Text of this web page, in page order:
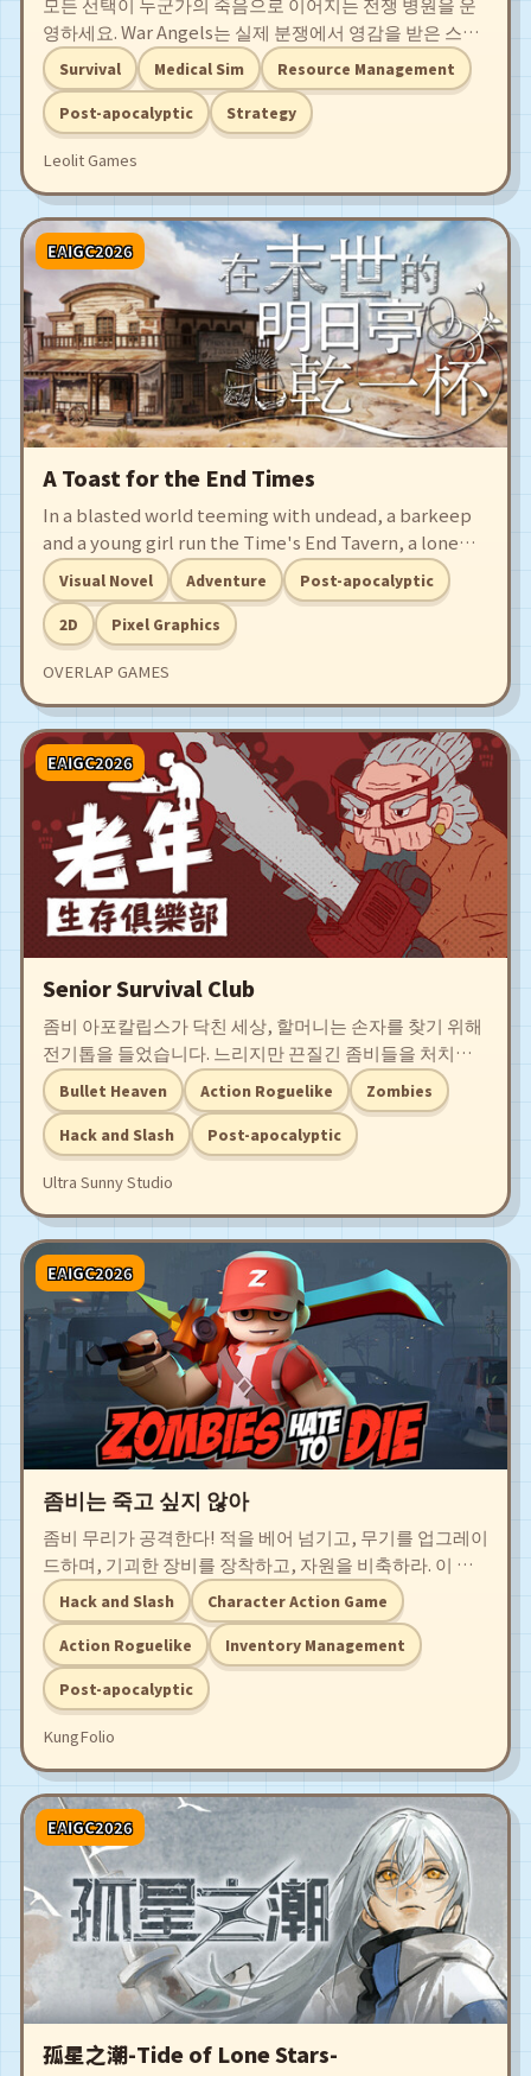
영하세요. War Angels는 실제 분쟁에서 영감을 받은 스토
리 중심 병원 경영 게임입니다. 환자를 치료하고 자원을 관
리하며 어려운 결정을 내려야 합니다. 옳은 답은 없고 결과
만 있습니다.
Survival Medical Sim Resource Management
Post-apocalyptic Strategy
Leolit Games
EAIGC2026
A Toast for the End Times
In a blasted world teeming with undead, a barkeep
and a young girl run the Time's End Tavern, a lone
oasis amidst this barren wasteland. In a desolate
landscape ravaged by Zombies and Raiders, that one
drink they love, and a few kind words, help everyone
remember why it's all worth it.
Visual Novel Adventure Post-apocalyptic
2D Pixel Graphics
OVERLAP GAMES
EAIGC2026
Senior Survival Club
좀비 아포칼립스가 닥친 세상, 할머니는 손자를 찾기 위해
전기톱을 들었습니다. 느리지만 끈질긴 좀비들을 처치하
며 무기와 장비를 모으고, 운동으로 스스로를 강화하세요.
점점 강해지는 좀비 무리 속에서도 끝까지 전진하며, 다시
한 번 젊은 날의 힘을 되찾는 생존 액션 게임입니다.
Bullet Heaven Action Roguelike Zombies
Hack and Slash Post-apocalyptic
Ultra Sunny Studio
EAIGC2026
좀비는 죽고 싶지 않아
좀비 무리가 공격한다! 적을 베어 넘기고, 무기를 업그레이
드하며, 기괴한 장비를 장착하고, 자원을 비축하라. 이 가
벼운 Roguelike 루프에서 매번의 탈출은 완전히 새로운
런이다.
Hack and Slash Character Action Game
Action Roguelike Inventory Management
Post-apocalyptic
KungFolio
EAIGC2026
孤星之潮-Tide of Lone Stars-